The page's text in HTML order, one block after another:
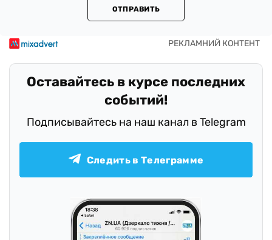
ОТПРАВИТЬ
Оставайтесь в курсе последних
событий!
Подписывайтесь на наш канал в Telegram
Следить в Телеграмме